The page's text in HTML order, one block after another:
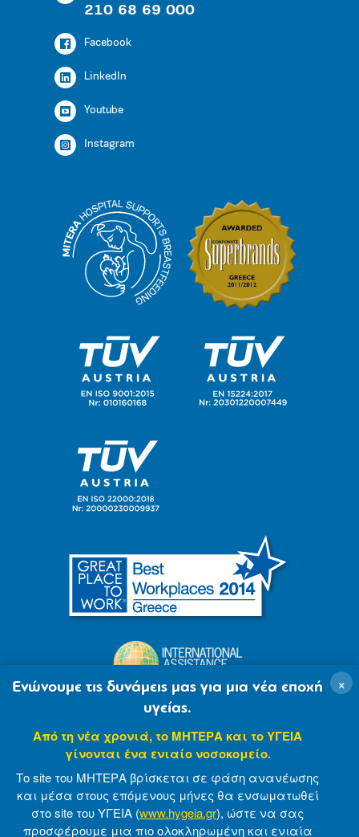
210 68 69 000
Facebook
LinkedIn
Youtube
Instagram
© 2007-2021 MITERA S.A Privacy Policy
×
Ενώνουμε τις δυνάμεις μας για μια νέα εποχή
υγείας.
Από τη νέα χρονιά, το ΜΗΤΕΡΑ και το ΥΓΕΙΑ
γίνονται ένα ενιαίο νοσοκομείο.
Το site του ΜΗΤΕΡΑ βρίσκεται σε φάση ανανέωσης
και μέσα στους επόμενους μήνες θα ενσωματωθεί
στο site του ΥΓΕΙΑ (www.hygeia.gr), ώστε να σας
προσφέρουμε μια πιο ολοκληρωμένη και ενιαία